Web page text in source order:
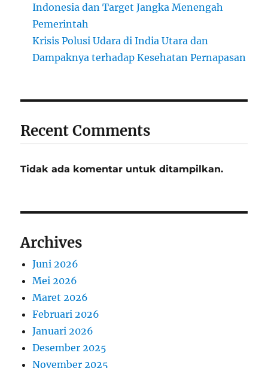
Indonesia dan Target Jangka Menengah
Pemerintah
Krisis Polusi Udara di India Utara dan
Dampaknya terhadap Kesehatan Pernapasan
Recent Comments
Tidak ada komentar untuk ditampilkan.
Archives
Juni 2026
Mei 2026
Maret 2026
Februari 2026
Januari 2026
Desember 2025
November 2025